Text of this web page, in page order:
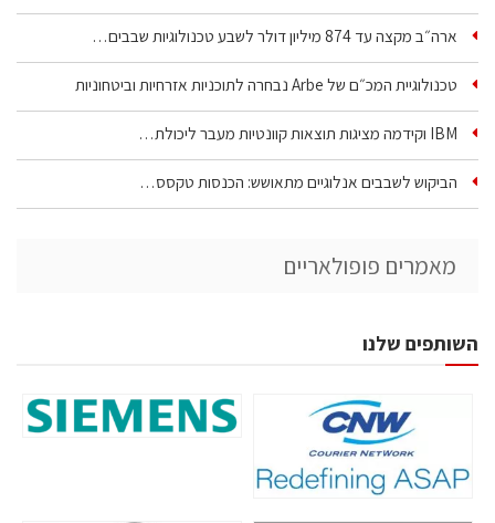
ארה״ב מקצה עד 874 מיליון דולר לשבע טכנולוגיות שבבים…
טכנולוגיית המכ״ם של Arbe נבחרה לתוכניות אזרחיות וביטחוניות
IBM וקידמה מציגות תוצאות קוונטיות מעבר ליכולת…
הביקוש לשבבים אנלוגיים מתאושש: הכנסות טקסס…
מאמרים פופולאריים
השותפים שלנו